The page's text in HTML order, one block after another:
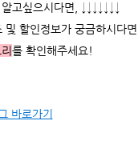
고싶으시다면, ↓↓↓↓↓↓↓
할인정보가 궁금하시다면,
를 확인해주세요!
바로가기